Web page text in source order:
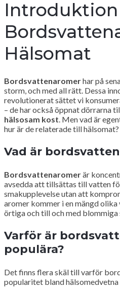
Hälsomat
Bordsvattenaromerhar på
storm, och med all rätt. Dessa
revolutionerat sättet vi
– de har också öppnat dörrarna
hälsosam kost. Men vad är
hur är de relaterade till
Vad är
Bordsvattenaromerär
avsedda att tillsättas till vatten
smakupplevelse utan att
aromer kommer i en mängd
örtiga och till och med blommiga
Varför är
populära?
Det finns flera skäl till varför
popularitet bland